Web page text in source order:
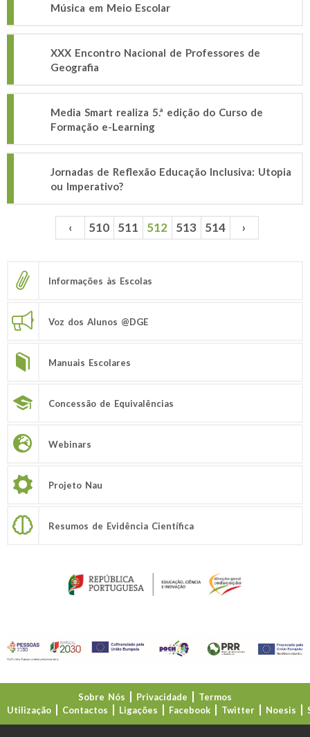
Música em Meio Escolar
XXX Encontro Nacional de Professores de
Geografia
Media Smart realiza 5.ª edição do Curso de
Formação e-Learning
Jornadas de Reflexão Educação Inclusiva: Utopia
ou Imperativo?
Páginas ‹ 510 511 512 513 514 ›
Informações às Escolas
Voz dos Alunos @DGE
Manuais Escolares
Concessão de Equivalências
Webinars
Projeto Nau
Resumos de Evidência Científica
Sobre Nós Privacidade
Termos
Utilização
Contactos Ligações Facebook Twitter Noesis